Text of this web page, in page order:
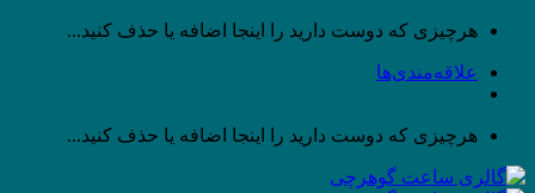
پرش
محتوا
هرچیزی که دوست دارید را اینجا اضافه یا حذف کنید...
علاقه‌مندی‌ها
هرچیزی که دوست دارید را اینجا اضافه یا حذف کنید...